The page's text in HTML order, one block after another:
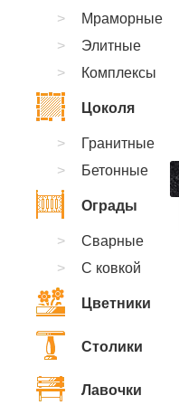
Мраморные
Элитные
Комплексы
Цоколя
Гранитные
Бетонные
Ограды
Сварные
С ковкой
Цветники
Столики
Лавочки